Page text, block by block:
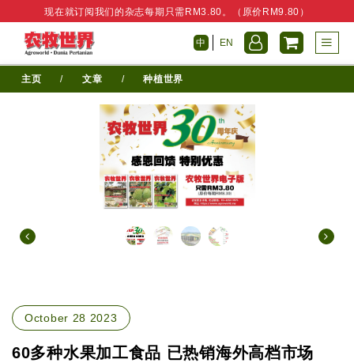
现在就订阅我们的杂志每期只需RM3.80。（原价RM9.80）
中 EN
主页 / 文章 / 种植世界
October 28 2023
60多种水果加工食品 已热销海外高档市场